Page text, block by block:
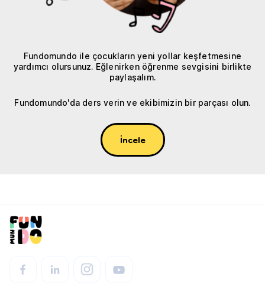
Fundomundo ile çocukların yeni yollar keşfetmesine
yardımcı olursunuz. Eğlenirken öğrenme sevgisini birlikte
paylaşalım.
Fundomundo'da ders verin ve ekibimizin bir parçası olun.
İncele